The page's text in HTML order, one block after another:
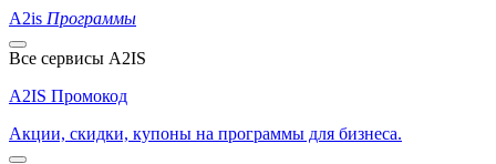
A2is Программы
Все сервисы A2IS
A2IS Промокод
Акции, скидки, купоны на программы для бизнеса.